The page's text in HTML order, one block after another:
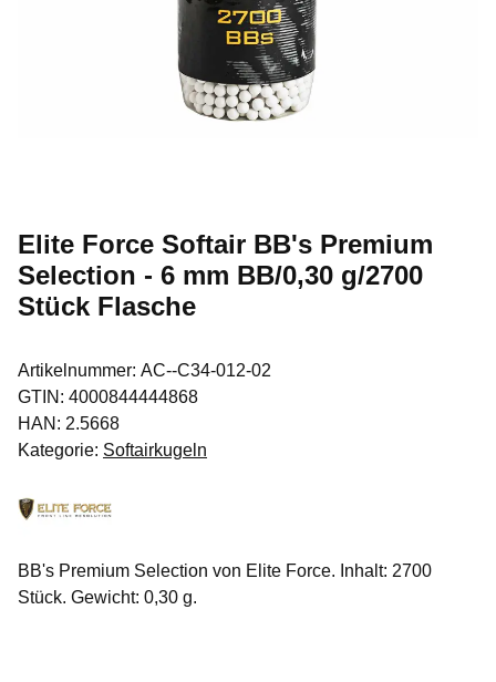
Elite Force Softair BB's Premium
Selection - 6 mm BB/0,30 g/2700
Stück Flasche
Artikelnummer: AC--C34-012-02
GTIN: 4000844444868
HAN: 2.5668
Kategorie: Softairkugeln
BB's Premium Selection von Elite Force. Inhalt: 2700
Stück. Gewicht: 0,30 g.